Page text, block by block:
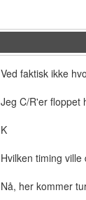
Ved faktisk ikke
Jeg C/R'er floppet
K
Hvilken timing
Nå, her kommer